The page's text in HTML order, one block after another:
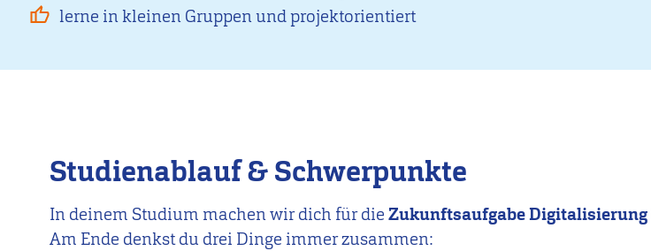
lerne in kleinen Gruppen und projektorientiert
Studienablauf & Schwerpunkte
In deinem Studium machen wir dich für die Zukunftsaufgabe Digitalisierung
Am Ende denkst du drei Dinge immer zusammen: